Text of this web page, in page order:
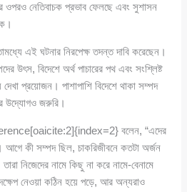
ওপরও নেতিবাচক প্রভাব ফেলছে এবং সুশাসন
এই ঘটনার নিরপেক্ষ তদন্ত দাবি করেছেন।
উৎস, বিদেশে অর্থ পাচারের পথ এবং সংশ্লিষ্ট
প্রয়োজন। পাশাপাশি বিদেশে থাকা সম্পদ
উদ্যোগও জরুরি।
বলেন, “এদের
আগে কী সম্পদ ছিল, চাকরিজীবনে কতটা অর্জন
নিজেদের নামে কিছু না করে নামে-বেনামে
নেওয়া কঠিন হয়ে পড়ে, আর অন্যরাও